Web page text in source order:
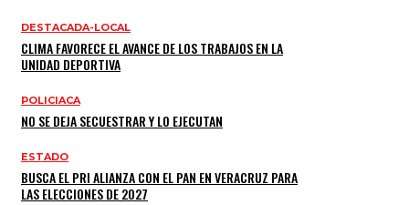
DESTACADA-LOCAL
CLIMA FAVORECE EL AVANCE DE LOS TRABAJOS EN LA
UNIDAD DEPORTIVA
POLICIACA
NO SE DEJA SECUESTRAR Y LO EJECUTAN
ESTADO
BUSCA EL PRI ALIANZA CON EL PAN EN VERACRUZ PARA
LAS ELECCIONES DE 2027